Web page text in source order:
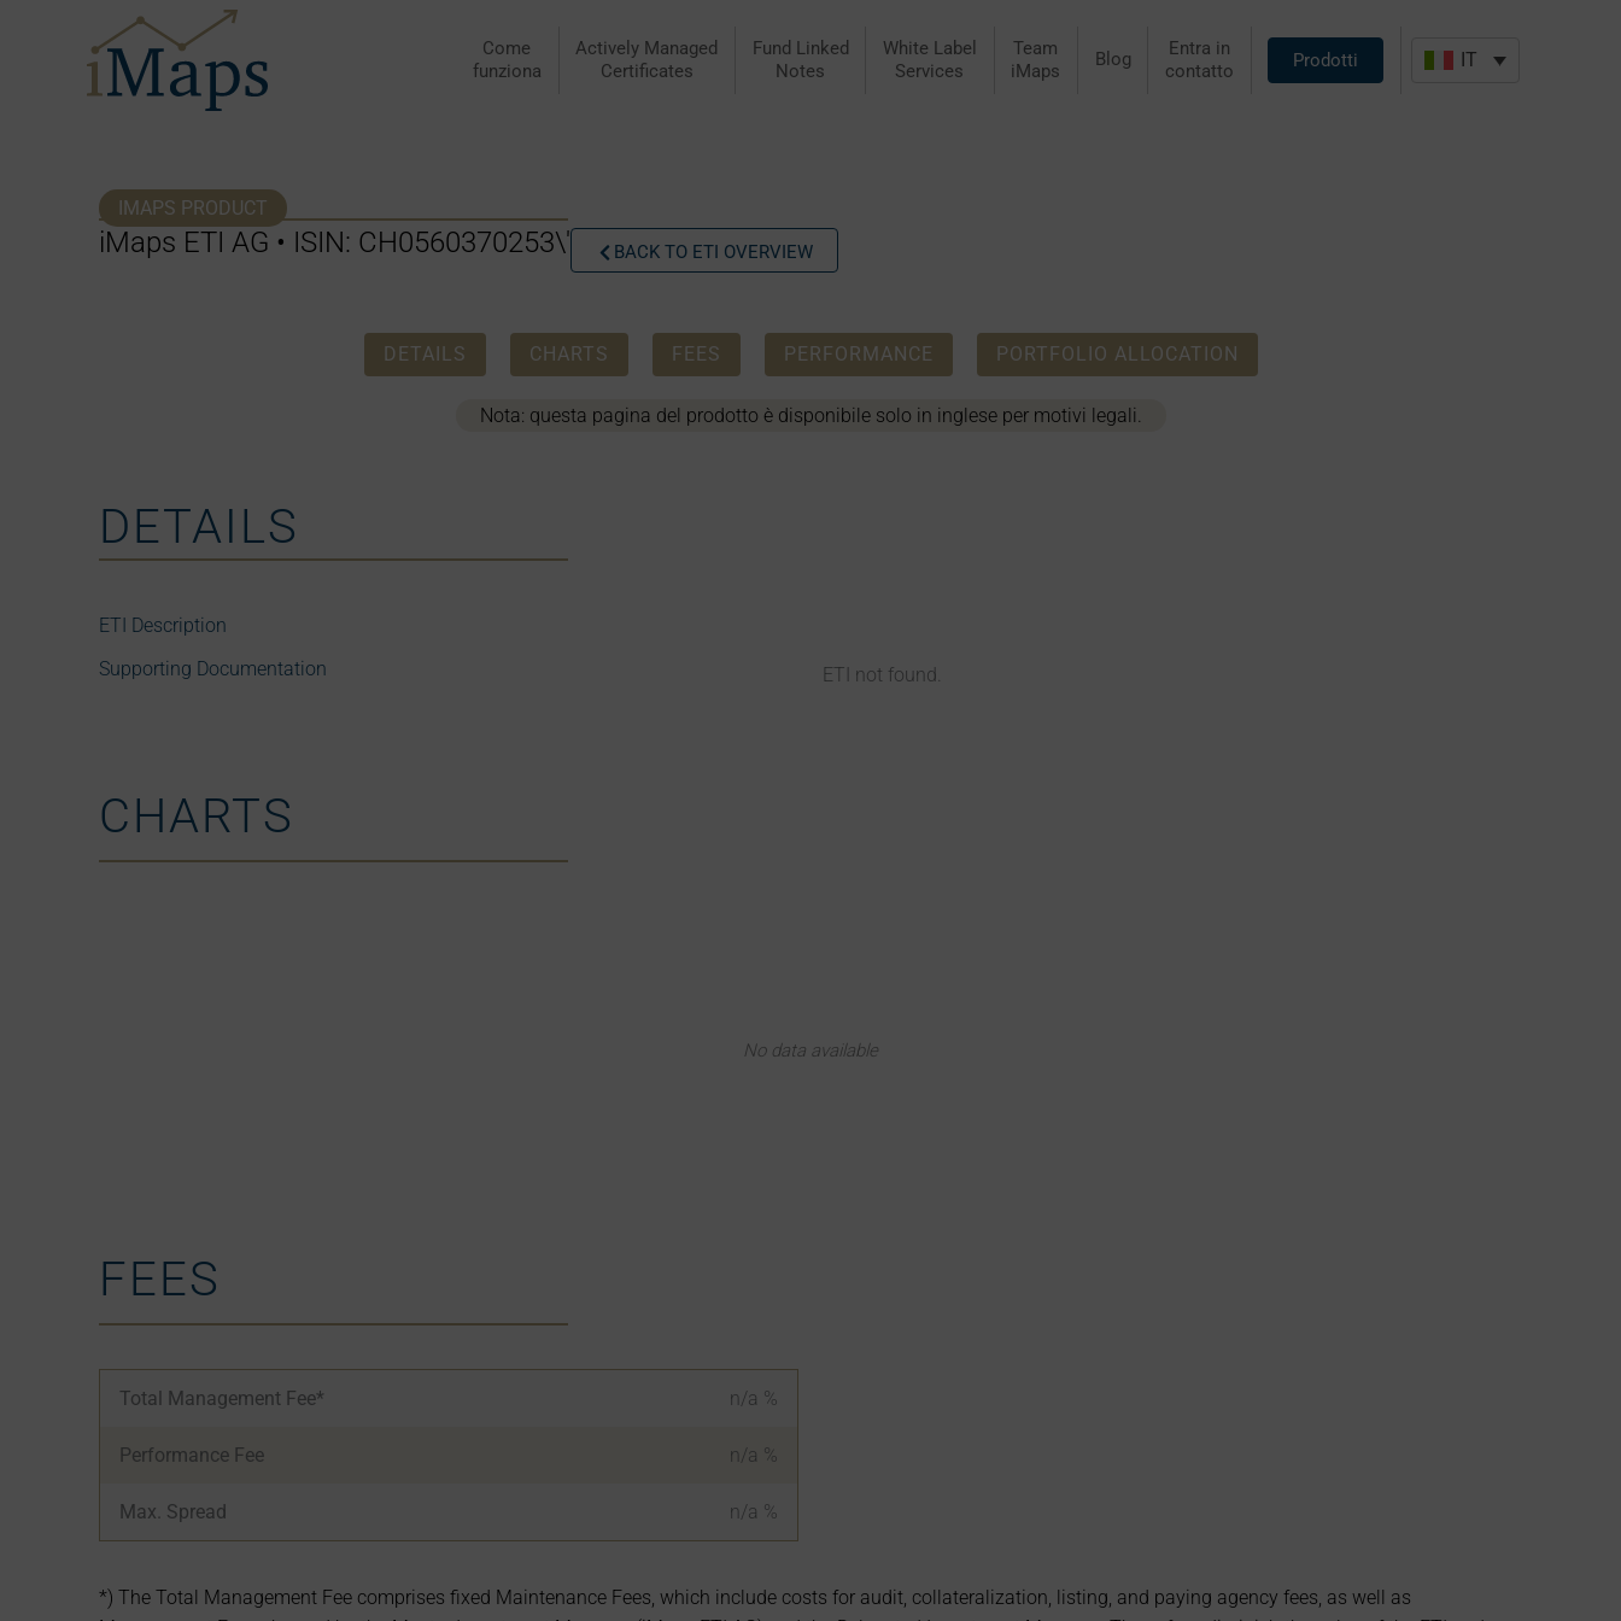
Come
funziona
Actively Managed
Certificates
Fund Linked
Notes
White Label
Services
Team
iMaps
Blog
Entra in
contatto
Prodotti IT
IMAPS PRODUCT
iMaps ETI AG • ISIN: CH0560370253\' BACK TO ETI OVERVIEW
DETAILS CHARTS FEES PERFORMANCE PORTFOLIO ALLOCATION
Nota: questa pagina del prodotto è disponibile solo in inglese per motivi legali.
DETAILS
ETI Description
Supporting Documentation
ETI not found.
CHARTS
No data available
FEES
Total Management Fee* n/a %
Performance Fee n/a %
Max. Spread n/a %
*) The Total Management Fee comprises fixed Maintenance Fees, which include costs for audit, collateralization, listing, and paying agency fees, as well as